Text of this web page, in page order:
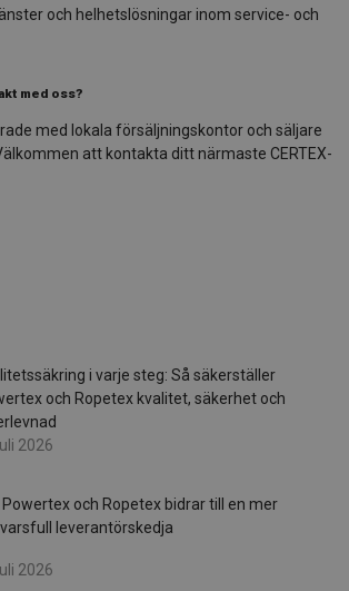
och helhetslösningar inom service- och
med oss?
med lokala försäljningskontor och säljare
att kontakta ditt närmaste CERTEX-
i varje steg: Så säkerställer
och Ropetex kvalitet, säkerhet och
2026
Powertex och Ropetex bidrar till en mer
leverantörskedja
2026